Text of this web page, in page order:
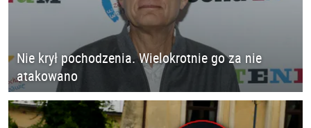
Nie krył pochodzenia. Wielokrotnie go za nie
atakowano